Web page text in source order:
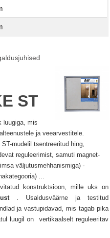
ST
luugiga, mis
ja veearvestitele.
mudelil tsentreeritud hing,
reguleerimist, samuti magnet-
väljutusmehhanismiga) -
...
konstruktsioon, mille uks on
. Usaldusväärne ja testitud
ja vastupidavad, mis tagab pika
luugilon vertikaalselt reguleeritav